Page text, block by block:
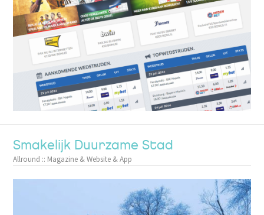
Smakelijk Duurzame Stad
Allround :: Magazine & Website & App